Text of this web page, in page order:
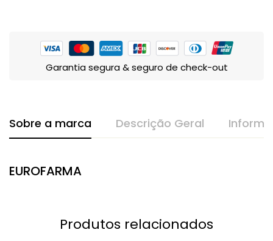
Garantia segura & seguro de check-out
Sobre a marca Descrição Geral
EUROFARMA
Produtos relacionados